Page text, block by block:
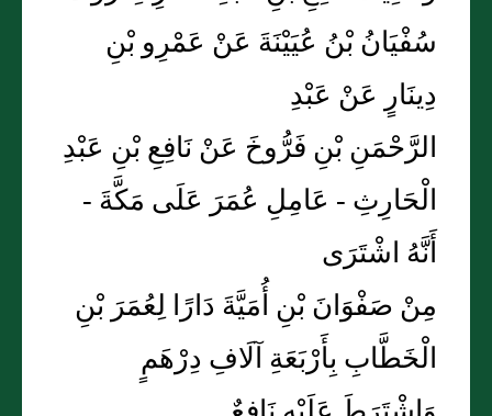
سُفْيَانُ بْنُ عُيَيْنَةَ عَنْ عَمْرِو بْنِ
دِينَارٍ عَنْ عَبْدِ
الرَّحْمَنِ بْنِ فَرُّوخَ عَنْ نَافِعِ بْنِ عَبْدِ
الْحَارِثِ - عَامِلِ عُمَرَ عَلَى مَكَّةَ -
أَنَّهُ اشْتَرَى
مِنْ صَفْوَانَ بْنِ أُمَيَّةَ دَارًا لِعُمَرَ بْنِ
الْخَطَّابِ بِأَرْبَعَةِ آلَافِ دِرْهَمٍ